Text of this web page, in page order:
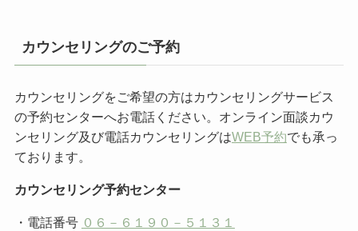
カウンセリングのご予約
カウンセリングをご希望の方はカウンセリングサービス
の予約センターへお電話ください。オンライン面談カウ
ンセリング及び電話カウンセリングはWEB予約でも承っ
ております。
カウンセリング予約センター
・電話番号 ０６－６１９０－５１３１